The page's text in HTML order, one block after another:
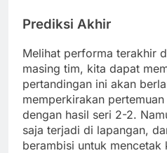
Prediksi Akhir
Melihat performa terakhir
masing tim, kita dapat
pertandingan ini akan
memperkirakan
dengan hasil seri 2-2.
saja terjadi di lapangan,
berambisi untuk mencetak